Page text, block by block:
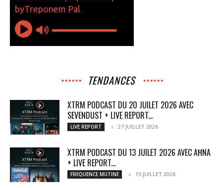
TENDANCES
XTRM PODCAST DU 20 JUILET 2026 AVEC
SEVENDUST + LIVE REPORT...
LIVE REPORT 27 JUILLET 2026
XTRM PODCAST DU 13 JUILET 2026 AVEC AĦNA
+ LIVE REPORT...
FREQUENCE MUTINE 15 JUILLET 2026